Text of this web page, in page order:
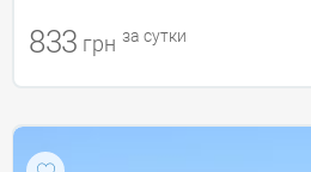
833 грн за сутки